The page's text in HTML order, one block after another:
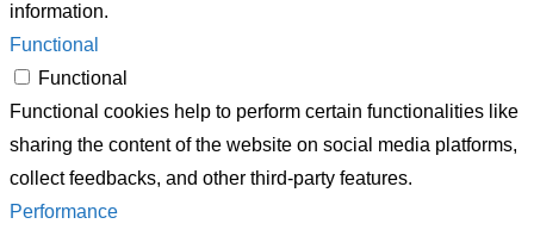
information.
Functional
Functional
Functional cookies help to perform certain functionalities like
sharing the content of the website on social media platforms,
collect feedbacks, and other third-party features.
Performance